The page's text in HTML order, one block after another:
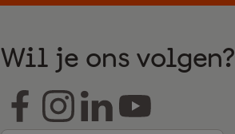
Wil je ons volgen?